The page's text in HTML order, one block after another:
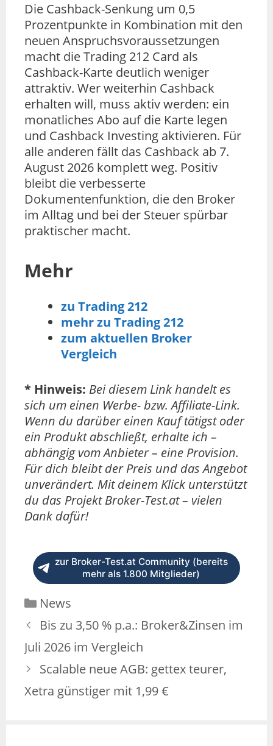
Die Cashback-Senkung um 0,5
Prozentpunkte in Kombination mit den
neuen Anspruchsvoraussetzungen
macht die Trading 212 Card als
Cashback-Karte deutlich weniger
attraktiv. Wer weiterhin Cashback
erhalten will, muss aktiv werden: ein
monatliches Abo auf die Karte legen
und Cashback Investing aktivieren. Für
alle anderen fällt das Cashback ab 7.
August 2026 komplett weg. Positiv
bleibt die verbesserte
Dokumentenfunktion, die den Broker
im Alltag und bei der Steuer spürbar
praktischer macht.
Mehr
zu Trading 212
mehr zu Trading 212
zum aktuellen Broker
Vergleich
* Hinweis: Bei diesem Link handelt es
sich um einen Werbe- bzw. Affiliate-Link.
Wenn du darüber einen Kauf tätigst oder
ein Produkt abschließt, erhalte ich –
abhängig vom Anbieter – eine Provision.
Für dich bleibt der Preis und das Angebot
unverändert. Mit deinem Klick unterstützt
du das Projekt Broker-Test.at – vielen
Dank dafür!
zur Broker-Test.at Community (bereits
mehr als 1.800 Mitglieder)
News
Bis zu 3,50 % p.a.: Broker&Zinsen im
Juli 2026 im Vergleich
Scalable neue AGB: gettex teurer,
Xetra günstiger mit 1,99 €